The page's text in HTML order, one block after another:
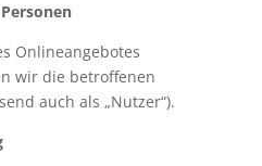
Onlineangebotes
wir die betroffenen
auch als „Nutzer“).